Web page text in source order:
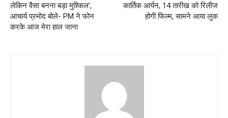
लेकिन वैसा बनना बड़ा मुश्किल’,
आचार्य प्रमोद बोले- PM ने फोन
करके आज मेरा हाल जाना
कार्तिक आर्यन, 14 तारीख को रिलीज
होगी फिल्म, सामने आया लुक